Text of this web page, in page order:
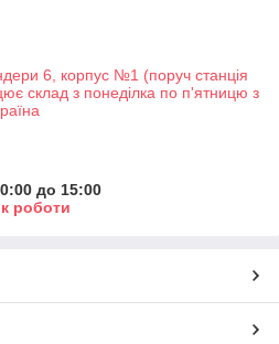
6, корпус №1 (поруч станція
склад з понеділка по п'ятницю з
до 15:00
роботи